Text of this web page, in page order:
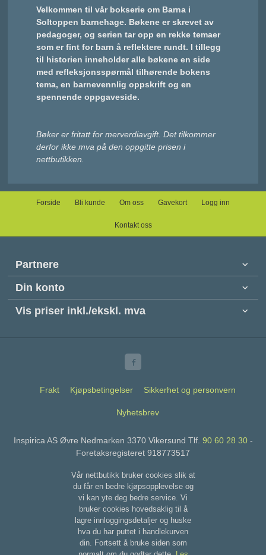
Velkommen til vår bokserie om Barna i
Soltoppen barnehage. Bøkene er skrevet av
pedagoger, og serien tar opp en rekke temaer
som er fint for barn å reflektere rundt. I tillegg
til historien inneholder alle bøkene en side
med refleksjonsspørmål tilhørende bokens
tema, en barnevennlig oppskrift og en
spennende oppgaveside.
Bøker er fritatt for merverdiavgift. Det tilkommer
derfor ikke mva på den oppgitte prisen i
nettbutikken.
Forside Bli kunde Om oss Gavekort Logg inn
Kontakt oss
Partnere
Din konto
Vis priser inkl./ekskl. mva
Frakt Kjøpsbetingelser Sikkerhet og personvern
Nyhetsbrev
Inspirica AS Øvre Nedmarken 3370 Vikersund Tlf. 90 60 28 30-
Foretaksregisteret 918773517
Vår nettbutikk bruker cookies slik at
du får en bedre kjøpsopplevelse og
vi kan yte deg bedre service. Vi
bruker cookies hovedsaklig til å
lagre innloggingsdetaljer og huske
hva du har puttet i handlekurven
din. Fortsett å bruke siden som